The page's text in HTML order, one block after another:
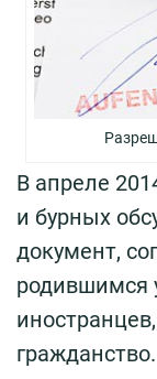
В апреле
и бурных
документ,
родившимся